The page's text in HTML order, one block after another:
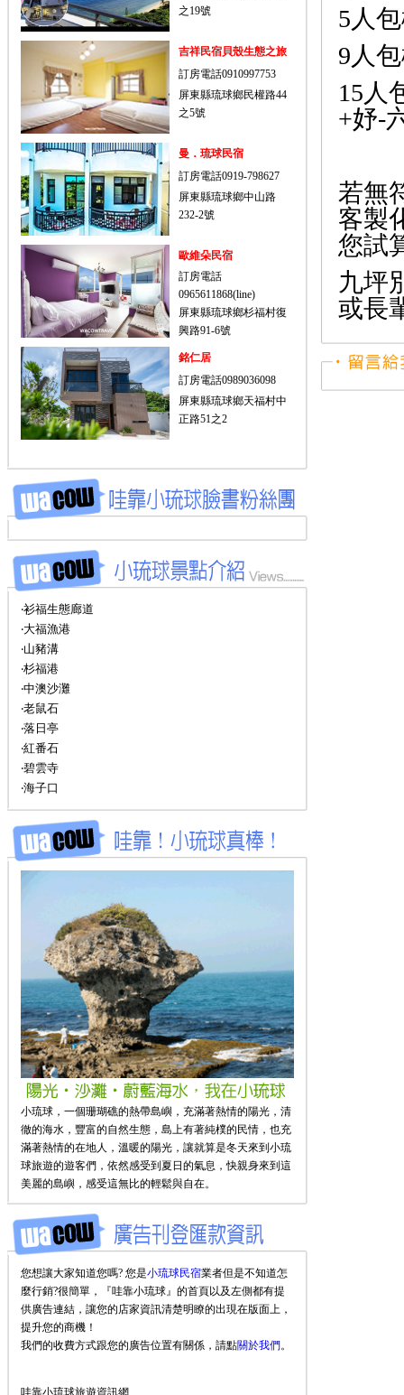
之19號
吉祥民宿貝殼生態之旅
訂房電話0910997753
屏東縣琉球鄉民權路44
之5號
曼．琉球民宿
訂房電話0919-798627
屏東縣琉球鄉中山路
232-2號
歐維朵民宿
訂房電話
0965611868(line)
屏東縣琉球鄉杉福村復
興路91-6號
銘仁居
訂房電話0989036098
屏東縣琉球鄉天福村中
正路51之2
‧衫福生態廊道
‧大福漁港
‧山豬溝
‧杉福港
‧中澳沙灘
‧老鼠石
‧落日亭
‧紅番石
‧碧雲寺
‧海子口
小琉球，一個珊瑚礁的熱帶島嶼，充滿著熱情的陽光，清
徹的海水，豐富的自然生態，島上有著純樸的民情，也充
滿著熱情的在地人，溫暖的陽光，讓就算是冬天來到小琉
球旅遊的遊客們，依然感受到夏日的氣息，快親身來到這
美麗的島嶼，感受這無比的輕鬆與自在。
您想讓大家知道您嗎? 您是小琉球民宿業者但是不知道怎
麼行銷?很簡單，『哇靠小琉球』的首頁以及左側都有提
供廣告連結，讓您的店家資訊清楚明瞭的出現在版面上，
提升您的商機！
我們的收費方式跟您的廣告位置有關係，請點關於我們。
哇靠小琉球旅遊資訊網
5人
9人
15人
+妤-
若無
客製
您試
九坪
或長